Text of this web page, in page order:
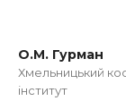
О.М. Гурман
Хмельницький
інститут